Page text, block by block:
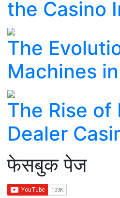
the Casino
The
Machines
The Rise of
Dealer
फेसबुक पेज